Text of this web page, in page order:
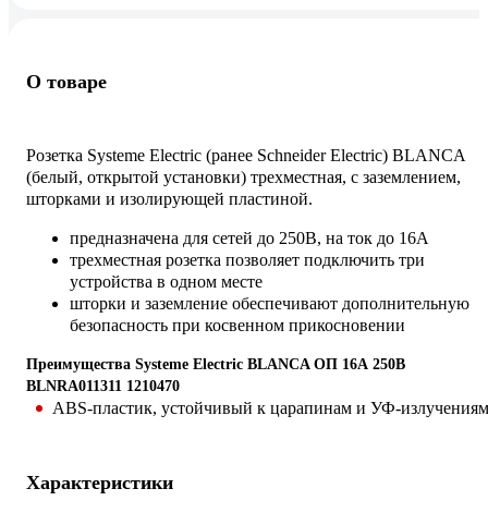
О товаре
Розетка Systeme Electric (ранее Schneider Electric) BLANCA
(белый, открытой установки) трехместная, с заземлением,
шторками и изолирующей пластиной.
предназначена для сетей до 250В, на ток до 16А
трехместная розетка позволяет подключить три
устройства в одном месте
шторки и заземление обеспечивают дополнительную
безопасность при косвенном прикосновении
Преимущества Systeme Electric BLANCA ОП 16А 250В
BLNRA011311 1210470
ABS-пластик, устойчивый к царапинам и УФ-излучениям
Характеристики